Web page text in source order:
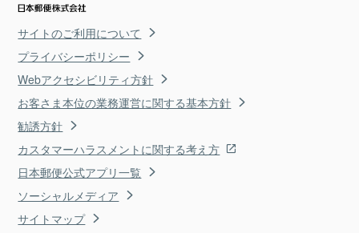
サイトのご利用について
プライバシーポリシー
Webアクセシビリティ方針
お客さま本位の業務運営に関する基本方針
勧誘方針
カスタマーハラスメントに関する考え方
日本郵便公式アプリ一覧
ソーシャルメディア
サイトマップ